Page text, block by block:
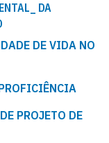
DA
DE VIDA NO
PROJETO DE